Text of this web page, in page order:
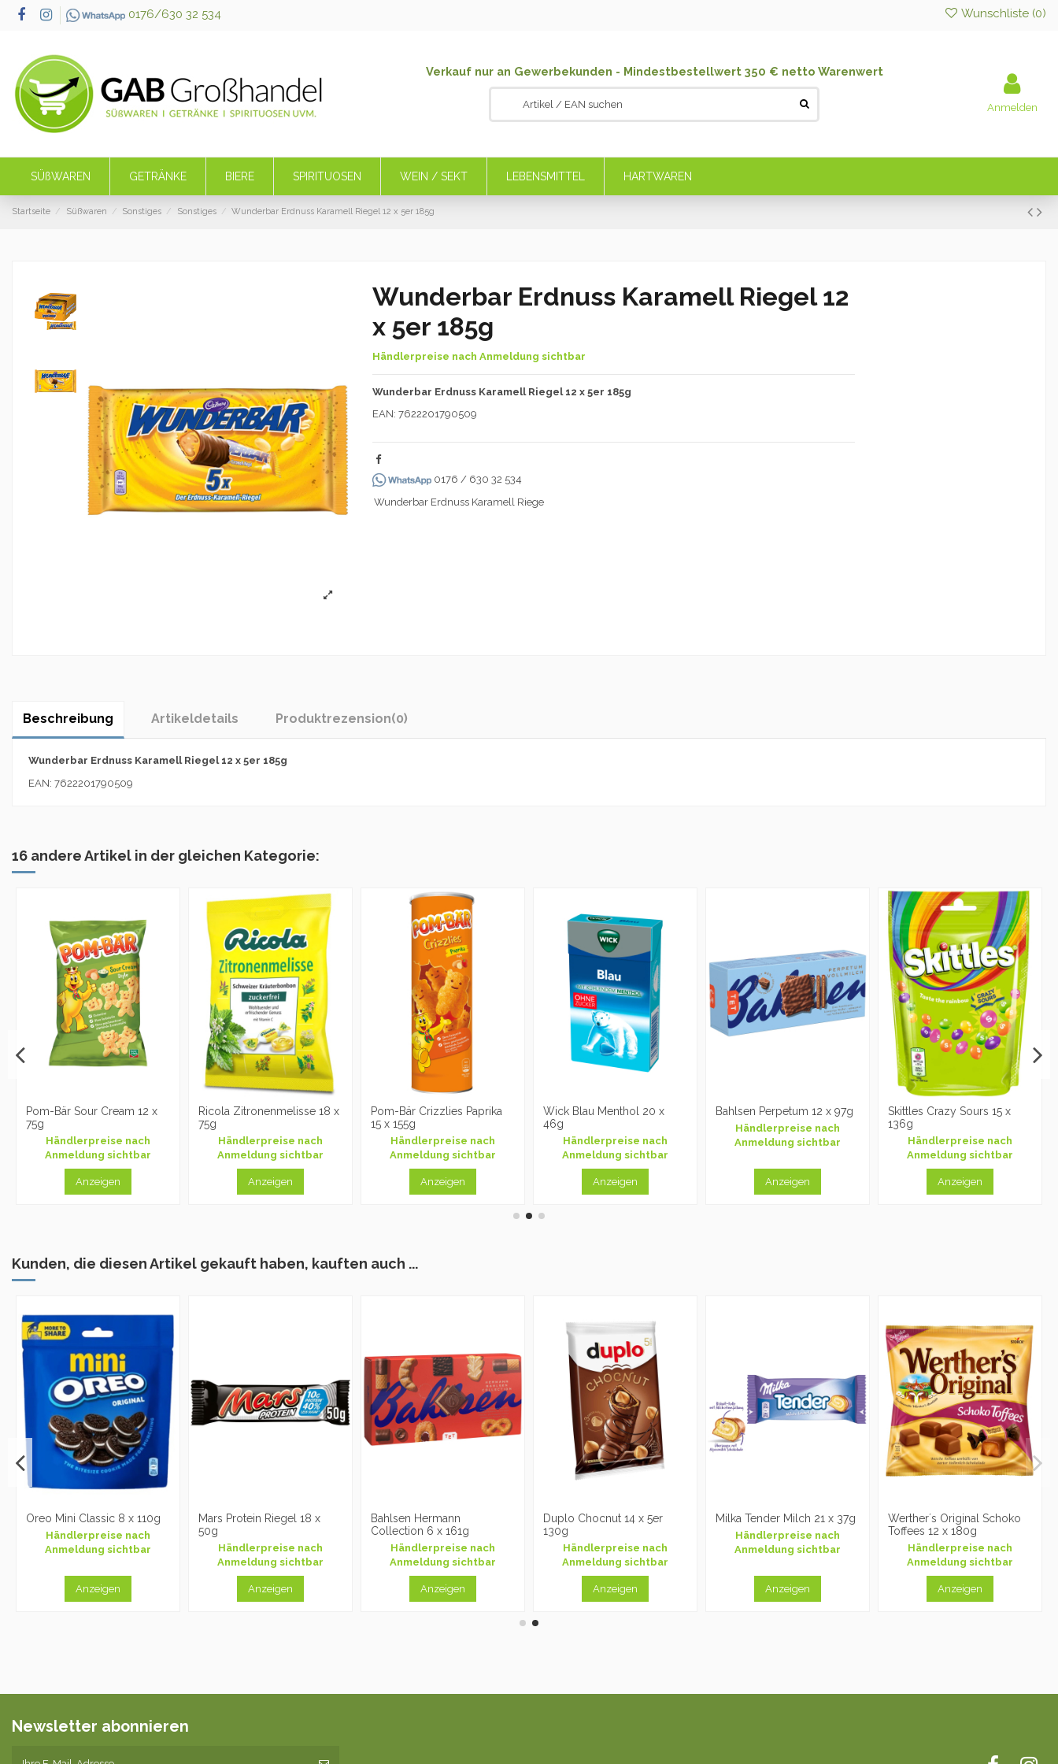
0176/630 32 534 Wunschliste (0)
Verkauf nur an Gewerbekunden - Mindestbestellwert 350 € netto Warenwert
Anmelden
SÜßWAREN GETRÄNKE BIERE SPIRITUOSEN WEIN / SEKT LEBENSMITTEL HARTWAREN
Startseite Süßwaren Sonstiges Sonstiges Wunderbar Erdnuss Karamell Riegel 12 x 5er 185g
Wunderbar Erdnuss Karamell Riegel 12
x 5er 185g
Händlerpreise nach Anmeldung sichtbar
Wunderbar Erdnuss Karamell Riegel 12 x 5er 185g
EAN: 7622201790509
0176 / 630 32 534
Wunderbar Erdnuss Karamell Riege
Beschreibung Artikeldetails Produktrezension(0)
Wunderbar Erdnuss Karamell Riegel 12 x 5er 185g
EAN: 7622201790509
16 andere Artikel in der gleichen Kategorie:
Pom-Bär Sour Cream 12 x
75g
Händlerpreise nach
Anmeldung sichtbar
Anzeigen
Ricola Zitronenmelisse 18 x
75g
Händlerpreise nach
Anmeldung sichtbar
Anzeigen
Pom-Bär Crizzlies Paprika
15 x 155g
Händlerpreise nach
Anmeldung sichtbar
Anzeigen
Wick Blau Menthol 20 x
46g
Händlerpreise nach
Anmeldung sichtbar
Anzeigen
Bahlsen Perpetum 12 x 97g
Händlerpreise nach
Anmeldung sichtbar
Anzeigen
Skittles Crazy Sours 15 x
136g
Händlerpreise nach
Anmeldung sichtbar
Anzeigen
Kunden, die diesen Artikel gekauft haben, kauften auch ...
Oreo Mini Classic 8 x 110g
Händlerpreise nach
Anmeldung sichtbar
Anzeigen
Mars Protein Riegel 18 x
50g
Händlerpreise nach
Anmeldung sichtbar
Anzeigen
Bahlsen Hermann
Collection 6 x 161g
Händlerpreise nach
Anmeldung sichtbar
Anzeigen
Duplo Chocnut 14 x 5er
130g
Händlerpreise nach
Anmeldung sichtbar
Anzeigen
Milka Tender Milch 21 x 37g
Händlerpreise nach
Anmeldung sichtbar
Anzeigen
Werther´s Original Schoko
Toffees 12 x 180g
Händlerpreise nach
Anmeldung sichtbar
Anzeigen
Newsletter abonnieren